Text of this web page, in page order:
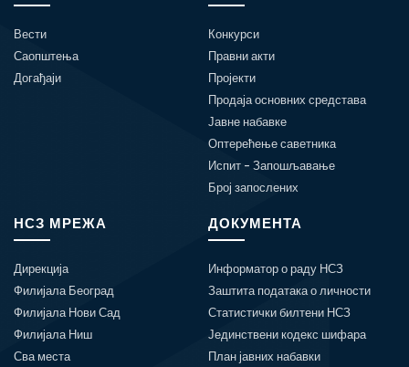
Вести
Саопштења
Догађаји
Конкурси
Правни акти
Пројекти
Продаја основних средстава
Јавне набавке
Оптерећење саветника
Испит - Запошљавање
Број запослених
НСЗ МРЕЖА
Дирекција
Филијала Београд
Филијала Нови Сад
Филијала Ниш
Сва места
ДОКУМЕНТА
Информатор о раду НСЗ
Заштита података о личности
Статистички билтени НСЗ
Јединствени кодекс шифара
План јавних набавки